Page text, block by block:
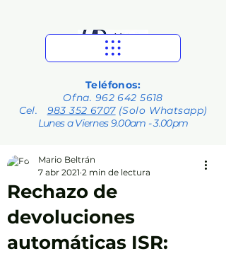
Teléfonos:
Ofna. 962 642 5618
Cel. 983 352 6707(Solo Whatsapp)
Lunes a Viernes 9.00am - 3.00pm
Rechazo de
devoluciones
automáticas ISR:
Mario Beltrán
7 abr 2021 2 min de lectura